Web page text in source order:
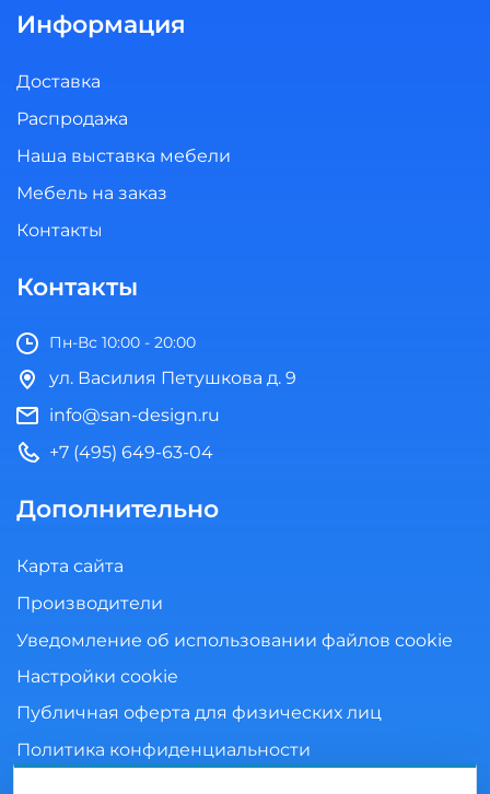
Информация
Доставка
Распродажа
Наша выставка мебели
Мебель на заказ
Контакты
Контакты
Пн-Вс 10:00 - 20:00
ул. Василия Петушкова д. 9
info@san-design.ru
+7 (495) 649-63-04
Дополнительно
Карта сайта
Производители
Уведомление об использовании файлов cookie
Настройки cookie
Публичная оферта для физических лиц
Политика конфиденциальности